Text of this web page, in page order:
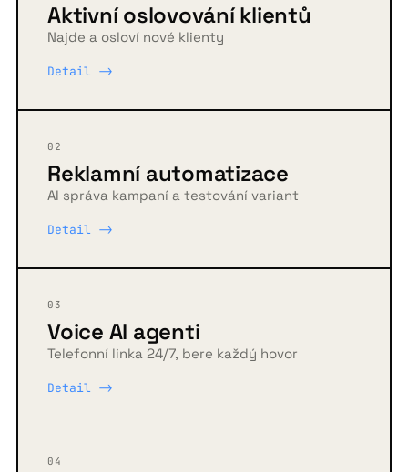
Aktivní oslovování klientů
Najde a osloví nové klienty
Detail ->
02
Reklamní automatizace
AI správa kampaní a testování variant
Detail ->
03
Voice AI agenti
Telefonní linka 24/7, bere každý hovor
Detail ->
04